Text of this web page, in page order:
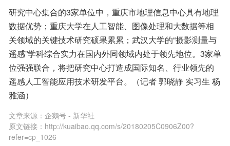
研究中心集合的3家单位中，重庆市地理信息中心具有地理
数据优势；重庆大学在人工智能、图像处理和大数据等相
关领域的关键技术研究硕果累累；武汉大学的“摄影测量与
遥感”学科综合实力在国内外同领域内处于领先地位。3家单
位强强联合，将把研究中心打造成国际知名、行业领先的
遥感人工智能应用技术研发平台。（记者 郭晓静 实习生 杨
雅涵）
文章来源： 企鹅号 - 新华社
原文链接： http://kuaibao.qq.com/s/20180205C0906Z00?
refer=cp_1026